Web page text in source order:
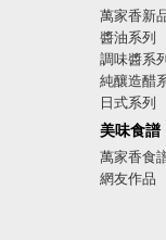
萬家香新
醬油系列
調味醬系列
純釀造醋
日式系列
美味食譜
萬家香食
網友作品